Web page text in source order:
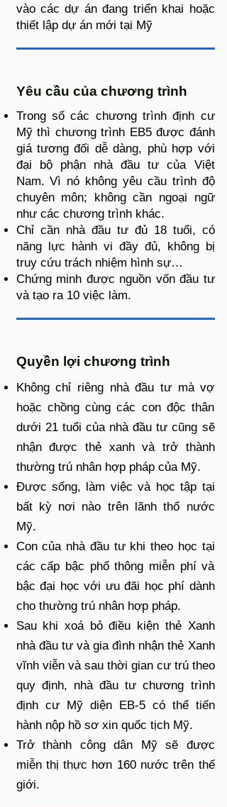
vào các dự án đang triển khai hoặc
thiết lập dự án mới tại Mỹ
Yêu cầu của chương trình
Trong số các chương trình định cư
Mỹ thì chương trình EB5 được đánh
giá tương đối dễ dàng, phù hợp với
đại bộ phận nhà đầu tư của Việt
Nam. Vì nó không yêu cầu trình độ
chuyên môn; không cần ngoại ngữ
như các chương trình khác.
Chỉ cần nhà đầu tư đủ 18 tuổi, có
năng lực hành vi đầy đủ, không bị
truy cứu trách nhiệm hình sự…
Chứng minh được nguồn vốn đầu tư
và tạo ra 10 việc làm.
Quyền lợi chương trình
Không chỉ riêng nhà đầu tư mà vợ
hoặc chồng cùng các con độc thân
dưới 21 tuổi của nhà đầu tư cũng sẽ
nhận được thẻ xanh và trở thành
thường trú nhân hợp pháp của Mỹ.
Được sống, làm việc và học tập tại
bất kỳ nơi nào trên lãnh thổ nước
Mỹ.
Con của nhà đầu tư khi theo học tại
các cấp bậc phổ thông miễn phí và
bậc đại học với ưu đãi học phí dành
cho thường trú nhân hợp pháp.
Sau khi xoá bỏ điều kiện thẻ Xanh
nhà đầu tư và gia đình nhận thẻ Xanh
vĩnh viễn và sau thời gian cư trú theo
quy định, nhà đầu tư chương trình
định cư Mỹ diện EB-5 có thể tiến
hành nộp hồ sơ xin quốc tịch Mỹ.
Trở thành công dân Mỹ sẽ được
miễn thị thực hơn 160 nước trên thế
giới.